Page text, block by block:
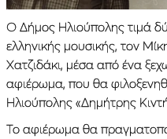
Ο Δήμος Ηλιούπολης τιμά
ελληνικής μουσικής, τον
Χατζιδάκι, μέσα από ένα
αφιέρωμα, που θα
Ηλιούπολης «Δημήτρης
Το αφιέρωμα θα